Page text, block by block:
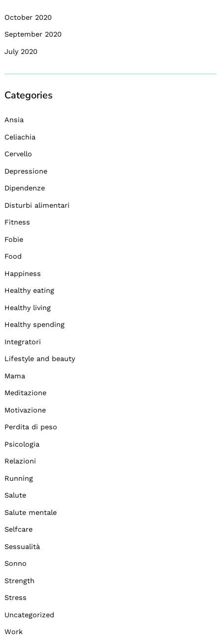
October 2020
September 2020
July 2020
Categories
Ansia
Celiachia
Cervello
Depressione
Dipendenze
Disturbi alimentari
Fitness
Fobie
Food
Happiness
Healthy eating
Healthy living
Healthy spending
Integratori
Lifestyle and beauty
Mama
Meditazione
Motivazione
Perdita di peso
Psicologia
Relazioni
Running
Salute
Salute mentale
Selfcare
Sessualità
Sonno
Strength
Stress
Uncategorized
Work